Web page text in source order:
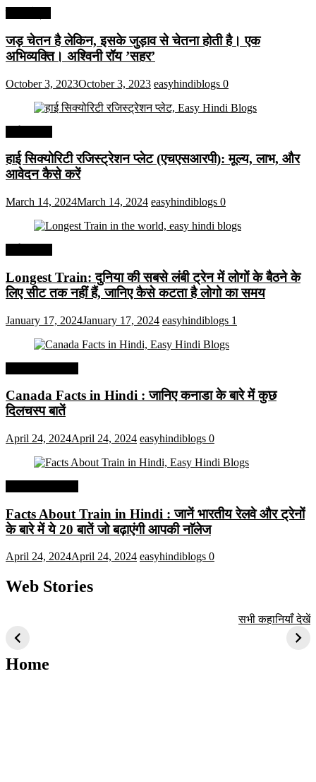
जड़ चेतन है लेकिन, इसके जुड़ाव से चेतना होती है। एक
अभिव्यक्ति। अश्विनी रॉय ’सहर’
October 3, 2023October 3, 2023 easyhindiblogs 0
हाई सिक्योरिटी रजिस्ट्रेशन प्लेट (एचएसआरपी): मूल्य, लाभ, और
आवेदन कैसे करें
March 14, 2024March 14, 2024 easyhindiblogs 0
Longest Train: दुनिया की सबसे लंबी ट्रेन में लोगों के बैठने के
लिए सीट तक ​​नहीं हैं, जानिए कैसे कटता है लोगो का समय
January 17, 2024January 17, 2024 easyhindiblogs 1
Canada Facts in Hindi : जानिए कनाडा के बारे में कुछ
दिलचस्प बातें
April 24, 2024April 24, 2024 easyhindiblogs 0
Facts About Train in Hindi : जानें भारतीय रेलवे और ट्रेनों
के बारे में ये 20 बातें जो बढ़ाएंगी आपकी नाॅलेज
April 24, 2024April 24, 2024 easyhindiblogs 0
Web Stories
तकनीक जो आपको
2024 के लिए सीखनी
चाहिए
ऐतिहासिक स्थान
सभी कहानियाँ देखें
Home